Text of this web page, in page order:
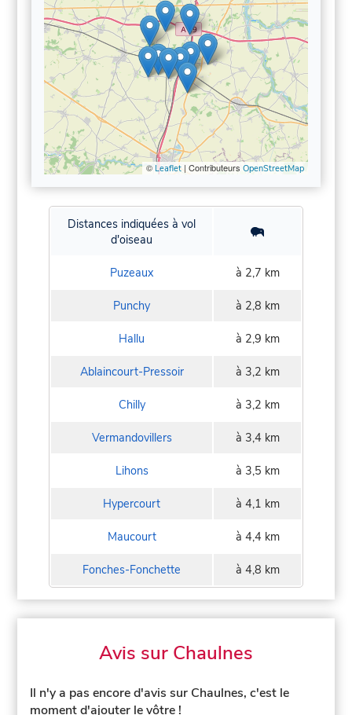
© Leaflet| Contributeurs OpenStreetMap
Distances indiquées à vol
d'oiseau
Puzeaux à 2,7 km
Punchy à 2,8 km
Hallu à 2,9 km
Ablaincourt-Pressoir à 3,2 km
Chilly à 3,2 km
Vermandovillers à 3,4 km
Lihons à 3,5 km
Hypercourt à 4,1 km
Maucourt à 4,4 km
Fonches-Fonchette à 4,8 km
Avis sur Chaulnes
Il n'y a pas encore d'avis sur Chaulnes, c'est le
moment d'ajouter le vôtre !